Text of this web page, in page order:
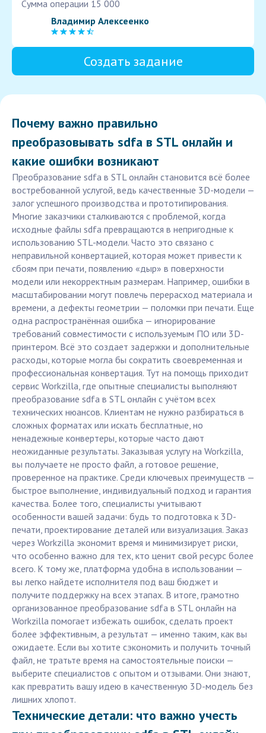
Сумма операции 15 000
Владимир Алексеенко
Создать задание
Почему важно правильно
преобразовывать sdfa в STL онлайн и
какие ошибки возникают
Преобразование sdfa в STL онлайн становится всё более
востребованной услугой, ведь качественные 3D-модели —
залог успешного производства и прототипирования.
Многие заказчики сталкиваются с проблемой, когда
исходные файлы sdfa превращаются в непригодные к
использованию STL-модели. Часто это связано с
неправильной конвертацией, которая может привести к
сбоям при печати, появлению «дыр» в поверхности
модели или некорректным размерам. Например, ошибки в
масштабировании могут повлечь перерасход материала и
времени, а дефекты геометрии — поломки при печати. Еще
одна распространённая ошибка — игнорирование
требований совместимости с используемым ПО или 3D-
принтером. Всё это создает задержки и дополнительные
расходы, которые могла бы сократить своевременная и
профессиональная конвертация. Тут на помощь приходит
сервис Workzilla, где опытные специалисты выполняют
преобразование sdfa в STL онлайн с учётом всех
технических нюансов. Клиентам не нужно разбираться в
сложных форматах или искать бесплатные, но
ненадежные конвертеры, которые часто дают
неожиданные результаты. Заказывая услугу на Workzilla,
вы получаете не просто файл, а готовое решение,
проверенное на практике. Среди ключевых преимуществ —
быстрое выполнение, индивидуальный подход и гарантия
качества. Более того, специалисты учитывают
особенности вашей задачи: будь то подготовка к 3D-
печати, проектирование деталей или визуализация. Заказ
через Workzilla экономит время и минимизирует риски,
что особенно важно для тех, кто ценит свой ресурс более
всего. К тому же, платформа удобна в использовании —
вы легко найдете исполнителя под ваш бюджет и
получите поддержку на всех этапах. В итоге, грамотно
организованное преобразование sdfa в STL онлайн на
Workzilla помогает избежать ошибок, сделать проект
более эффективным, а результат — именно таким, как вы
ожидаете. Если вы хотите сэкономить и получить точный
файл, не тратьте время на самостоятельные поиски —
выберите специалистов с опытом и отзывами. Они знают,
как превратить вашу идею в качественную 3D-модель без
лишних хлопот.
Технические детали: что важно учесть